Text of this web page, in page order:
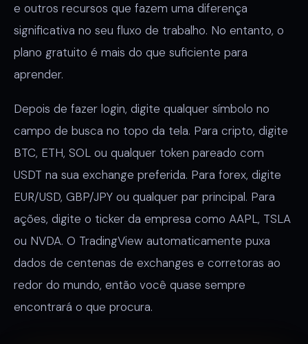
e outros recursos que fazem uma diferença
significativa no seu fluxo de trabalho. No entanto, o
plano gratuito é mais do que suficiente para
aprender.
Depois de fazer login, digite qualquer símbolo no
campo de busca no topo da tela. Para cripto, digite
BTC, ETH, SOL ou qualquer token pareado com
USDT na sua exchange preferida. Para forex, digite
EUR/USD, GBP/JPY ou qualquer par principal. Para
ações, digite o ticker da empresa como AAPL, TSLA
ou NVDA. O TradingView automaticamente puxa
dados de centenas de exchanges e corretoras ao
redor do mundo, então você quase sempre
encontrará o que procura.